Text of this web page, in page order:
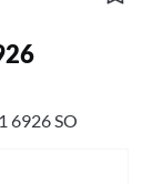
6926 SO